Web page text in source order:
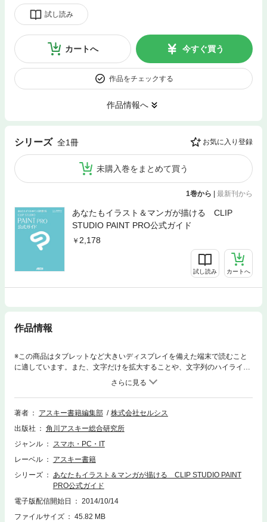
試し読み
カートへ 今すぐ買う
作品をチェックする
作品情報へ
シリーズ 全1冊 お気に入り登録
未購入巻をまとめて買う
1巻から | 最新刊から
あなたもイラスト＆マンガが描ける CLIP
STUDIO PAINT PRO公式ガイド
2,178
試し読み カートへ
作品情報
※この商品はタブレットなど大きいディスプレイを備えた端末で読むこと
に適しています。また、文字だけを拡大することや、文字列のハイライ
ト、検索、辞書の参照、引用などの機能が使用できません。CLIP STUDIO
PAINTは、廉価なのに多機能・高性能、驚くほど快適に絵が描けるペイン
トツールです。本書では、基本操作はもちろん、各ツールの機能・役割・
設定を徹底解説しました。巻末のメイキング講座では実践に即したツール
UDIO PAINT完全マスター」「ツールについての基礎知識」「覚えておき
たい基本的な操作法」「便利で役立つ作画支援機能」「CLIP STUDIO PAI
たものです。掲載情報は底本刊行当時のものです］
著者 アスキー書籍編集部
株式会社セルシス
出版社
角川アスキー総合研究所
ジャンル
スマホ・PC・IT
レーベル
アスキー書籍
シリーズ
あなたもイラスト＆マンガが描ける CLIP STUDIO PAINT
PRO公式ガイド
電子版配信開始日
2014/10/14
ファイルサイズ
45.82 MB